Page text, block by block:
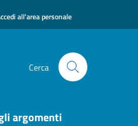
all'area personale
Cerca
argomenti